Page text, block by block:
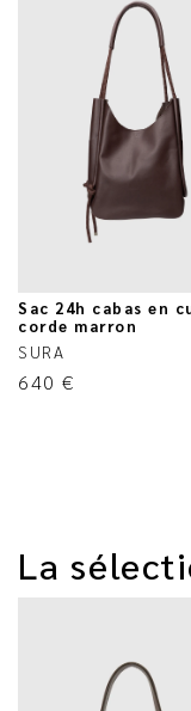
Sac 24h cabas en
corde marron
SURA
640 €
La